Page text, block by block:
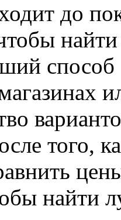
до
способ
того,
найти